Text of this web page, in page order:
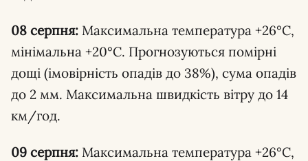
08 серпня: Максимальна температура +26°С,
мінімальна +20°С. Прогнозуються помірні
дощі (імовірність опадів до 38%), сума опадів
до 2 мм. Максимальна швидкість вітру до 14
км/год.
09 серпня: Максимальна температура +26°С,